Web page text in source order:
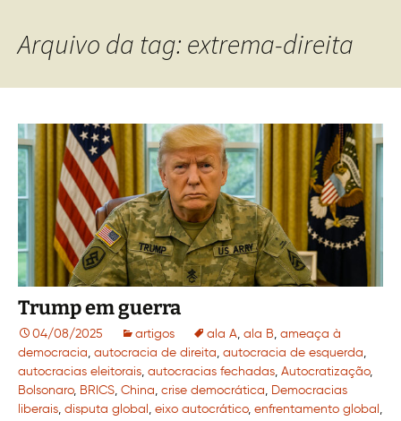
Arquivo da tag: extrema-direita
Trump em guerra
04/08/2025 artigos ala A, ala B, ameaça à
democracia, autocracia de direita, autocracia de esquerda,
autocracias eleitorais, autocracias fechadas, Autocratização,
Bolsonaro, BRICS, China, crise democrática, Democracias
liberais, disputa global , eixo autocrático, enfrentamento global ,